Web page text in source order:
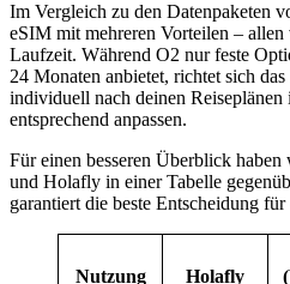
Im Vergleich zu den Datenpaketen
eSIM mit mehreren Vorteilen –
Laufzeit. Während O2 nur feste
24 Monaten anbietet, richtet sich
individuell nach deinen Reiseplänen
entsprechend anpassen.
Für einen besseren Überblick
und Holafly in einer Tabelle
garantiert die beste Entscheidung
Nutzung Holafly